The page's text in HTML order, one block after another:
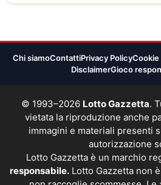
Chi siamoContattiPrivacy PolicyCookie
DisclaimerGioco
© 1993–2026 Lotto Gazzetta.
vietata la riproduzione anche
immagini e materiali presenti
autorizzazione
Lotto Gazzetta è un marchio
responsabile.Lotto Gazzetta non